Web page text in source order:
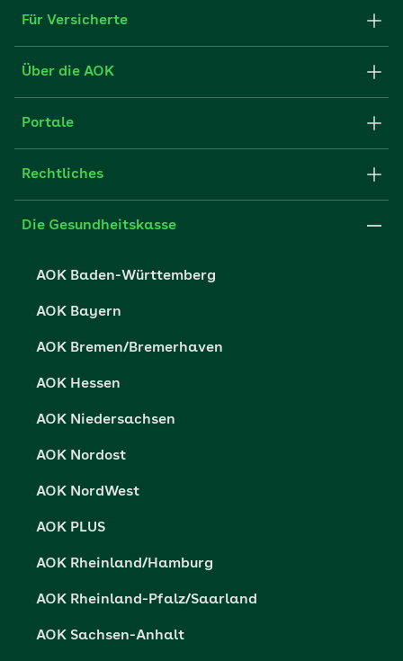
Für Versicherte
Formulare und Anträge
FAQ
Über die AOK
Struktur & Verwaltung
Partner der AOK
Portale
Fachportal für Arbeitgeber
Presse- und Politikportal
Vertriebspartner-Service
Rechtliches
Impressum
Die Gesundheitskasse
AOK Baden-Württemberg
AOK Bayern
AOK Bremen/Bremerhaven
AOK Hessen
AOK Niedersachsen
AOK Nordost
AOK NordWest
AOK PLUS
AOK Rheinland/Hamburg
AOK Rheinland-Pfalz/Saarland
AOK Sachsen-Anhalt